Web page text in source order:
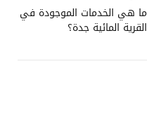
ما هي الخدمات الموجودة في
القرية المائية جدة؟